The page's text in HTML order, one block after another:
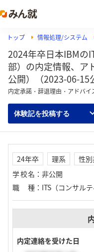
トップ 情報処理/システム
2024年卒日本IBMの
部）の内定情報、ア
公開）（2023-06-15
内定承諾・辞退理由・アドバイ
体験記を投稿する
24年卒 理系
性
学校名 ： 非公開
職種 ： ITS（コンサルテ
内定連絡を受けた日